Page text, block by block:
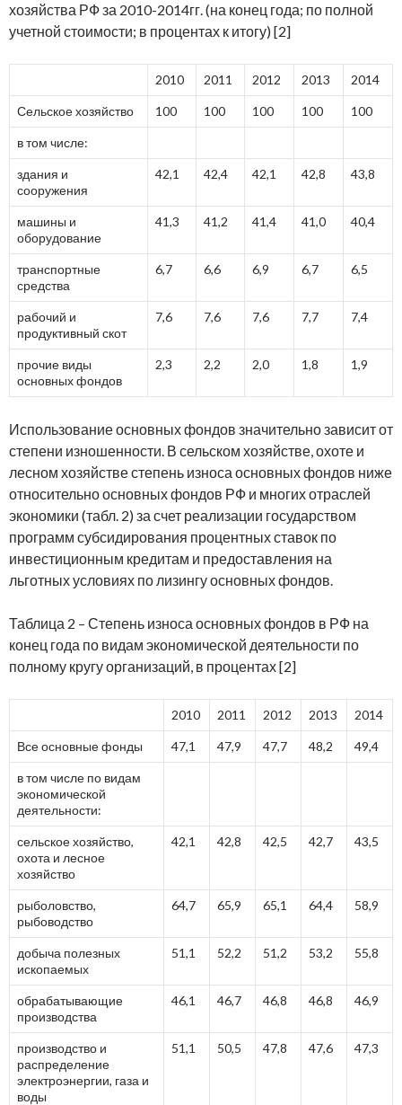
хозяйства РФ за 2010-2014гг. (на конец года; по полной
учетной стоимости; в процентах к итогу) [2]
2010 2011 2012 2013 2014
Сельское хозяйство 100 100 100 100 100
в том числе:
здания и
сооружения
42,1 42,4 42,1 42,8 43,8
машины и
оборудование
41,3 41,2 41,4 41,0 40,4
транспортные
средства
6,7 6,6 6,9 6,7 6,5
рабочий и
продуктивный скот
7,6 7,6 7,6 7,7 7,4
прочие виды
основных фондов
2,3 2,2 2,0 1,8 1,9
Использование основных фондов значительно зависит от
степени изношенности. В сельском хозяйстве, охоте и
лесном хозяйстве степень износа основных фондов ниже
относительно основных фондов РФ и многих отраслей
экономики (табл. 2) за счет реализации государством
программ субсидирования процентных ставок по
инвестиционным кредитам и предоставления на
льготных условиях по лизингу основных фондов.
Таблица 2 – Степень износа основных фондов в РФ на
конец года по видам экономической деятельности по
полному кругу организаций, в процентах [2]
2010 2011 2012 2013 2014
Все основные фонды 47,1 47,9 47,7 48,2 49,4
в том числе по видам
экономической
деятельности:
сельское хозяйство,
охота и лесное
хозяйство
42,1 42,8 42,5 42,7 43,5
рыболовство,
рыбоводство
64,7 65,9 65,1 64,4 58,9
добыча полезных
ископаемых
51,1 52,2 51,2 53,2 55,8
обрабатывающие
производства
46,1 46,7 46,8 46,8 46,9
производство и
распределение
электроэнергии, газа и
воды
51,1 50,5 47,8 47,6 47,3